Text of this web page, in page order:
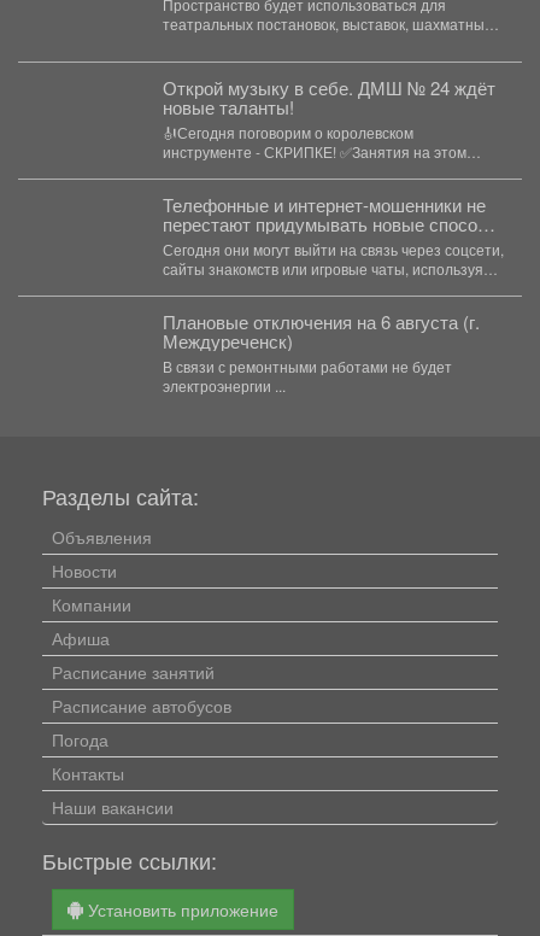
театральных постановок, выставок, шахматных
Открой музыку в себе. ДМШ № 24 ждёт
новые таланты!
🎻Сегодня поговорим о королевском
инструменте - СКРИПКЕ! ✅Занятия на этом
Телефонные и интернет-мошенники не
перестают придумывать новые способы
обмана.
Сегодня они могут выйти на связь через соцсети,
сайты знакомств или игровые чаты, используя
Плановые отключения на 6 августа (г.
Междуреченск)
В связи с ремонтными работами не будет
электроэнергии ...
Разделы сайта:
Объявления
Новости
Компании
Афиша
Расписание занятий
Расписание автобусов
Погода
Контакты
Наши вакансии
Быстрые ссылки:
Установить приложение